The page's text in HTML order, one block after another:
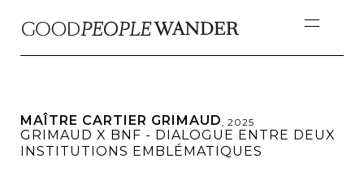
MAÎTRE CARTIER GRIMAUD, 2025
GRIMAUD X BNF - DIALOGUE ENTRE DEUX
INSTITUTIONS EMBLÉMATIQUES